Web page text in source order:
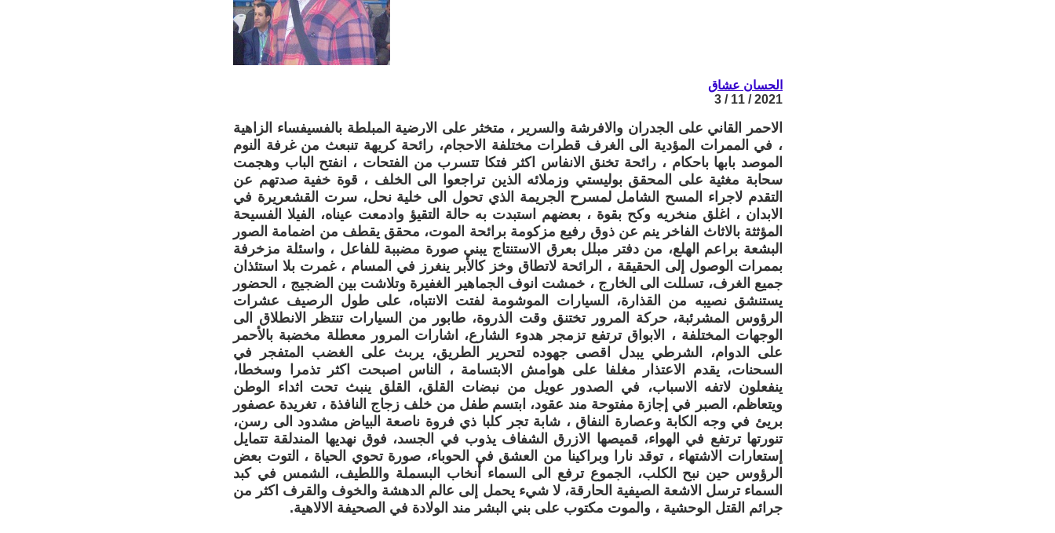
الحسان عشاق
2021 / 11 / 3
الاحمر القاني على الجدران والافرشة والسرير ، متخثر على الارضية المبلطة بالفسيفساء الزاهية
، في الممرات المؤدية الى الغرف قطرات مختلفة الاحجام، رائحة كريهة تنبعث من غرفة النوم
الموصد بابها باحكام ، رائحة تخنق الانفاس اكثر فتكا تتسرب من الفتحات ، انفتح الباب وهجمت
سحابة مغثية على المحقق بوليستي وزملائه الذين تراجعوا الى الخلف ، قوة خفية صدتهم عن
التقدم لاجراء المسح الشامل لمسرح الجريمة الذي تحول الى خلية نحل، سرت القشعريرة في
الابدان ، اغلق منخريه وكح بقوة ، بعضهم استبدت به حالة التقيؤ وادمعت عيناه، الفيلا الفسيحة
المؤثثة بالاثاث الفاخر ينم عن ذوق رفيع مزكومة برائحة الموت، محقق يقطف من اضمامة الصور
البشعة براعم الهلع، من دفتر مبلل بعرق الاستنتاج يبني صورة مضببة للفاعل ، واسئلة مزخرفة
بممرات الوصول إلى الحقيقة ، الرائحة لاتطاق وخز كالأبر ينغرز في المسام ، غمرت بلا استئذان
جميع الغرف، تسللت الى الخارج ، خمشت انوف الجماهير الغفيرة وتلاشت بين الضجيج ، الحضور
يستنشق نصيبه من القذارة، السيارات الموشومة لفتت الانتباه، على طول الرصيف عشرات
الرؤوس المشرئبة، حركة المرور تختنق وقت الذروة، طابور من السيارات تنتظر الانطلاق الى
الوجهات المختلفة ، الابواق ترتفع تزمجر هدوء الشارع، اشارات المرور معطلة مخضبة بالأحمر
على الدوام، الشرطي يبدل اقصى جهوده لتحرير الطريق، يربث على الغضب المتفجر في
السحنات، يقدم الاعتذار مغلفا على هوامش الابتسامة ، الناس اصبحت اكثر تذمرا وسخطا،
ينفعلون لاتفه الاسباب، في الصدور عويل من نبضات القلق، القلق ينبث تحت اثداء الوطن
ويتعاظم، الصبر في إجازة مفتوحة مند عقود، ابتسم طفل من خلف زجاج النافذة ، تغريدة عصفور
بريئ في وجه الكابة وعصارة النفاق ، شابة تجر كلبا ذي فروة ناصعة البياض مشدود الى رسن،
تنورتها ترتفع في الهواء، قميصها الازرق الشفاف يذوب في الجسد، فوق نهديها المندلقة تتمايل
إستعارات الاشتهاء ، توقد نارا وبراكينا من العشق في الحوباء، صورة تحوي الحياة ، التوت بعض
الرؤوس حين نبح الكلب، الجموع ترفع الى السماء أنخاب البسملة واللطيف، الشمس في كبد
السماء ترسل الاشعة الصيفية الحارقة، لا شيء يحمل إلى عالم الدهشة والخوف والقرف اكثر من
جرائم القتل الوحشية ، والموت مكتوب على بني البشر مند الولادة في الصحيفة الالاهية.